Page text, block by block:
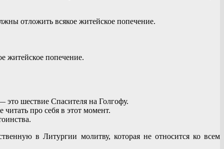
отложить всякое житейское попечение.
житейское попечение.
шествие Спасителя на Голгофу.
про себя в этот момент.
в Литургии молитву, которая не относится ко всем